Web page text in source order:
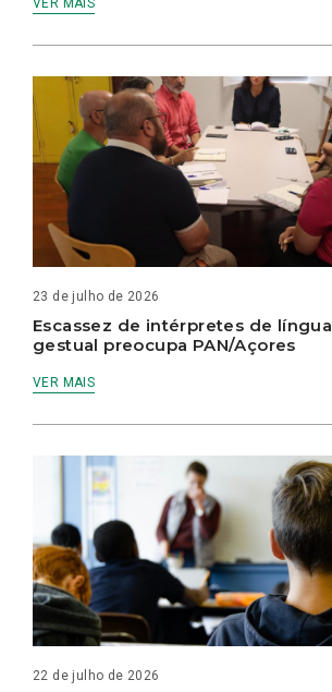
VER MAIS
23 de julho de 2026
Escassez de intérpretes de língua
gestual preocupa PAN/Açores
VER MAIS
22 de julho de 2026